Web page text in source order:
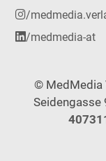
/
/medmedia-at
© MedMedia
Seidengasse